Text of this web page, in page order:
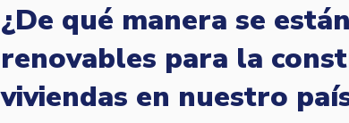
¿De qué manera se
renovables para la
viviendas en nuestro